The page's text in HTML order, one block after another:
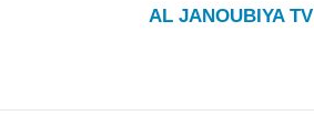
AL JANOUBIYA TV